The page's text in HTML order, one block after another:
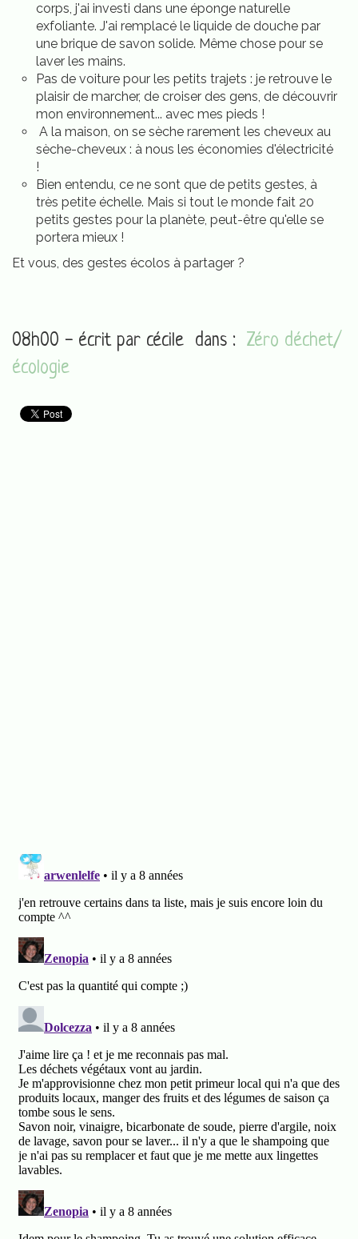
corps, j'ai investi dans une éponge naturelle
exfoliante. J'ai remplacé le liquide de douche par
une brique de savon solide. Même chose pour se
laver les mains.
Pas de voiture pour les petits trajets : je retrouve le
plaisir de marcher, de croiser des gens, de découvrir
mon environnement... avec mes pieds !
A la maison, on se sèche rarement les cheveux au
sèche-cheveux : à nous les économies d'électricité
!
Bien entendu, ce ne sont que de petits gestes, à
très petite échelle. Mais si tout le monde fait 20
petits gestes pour la planète, peut-être qu'elle se
portera mieux !
Et vous, des gestes écolos à partager ?
08h00 - écrit par cécile dans : Zéro déchet/
écologie